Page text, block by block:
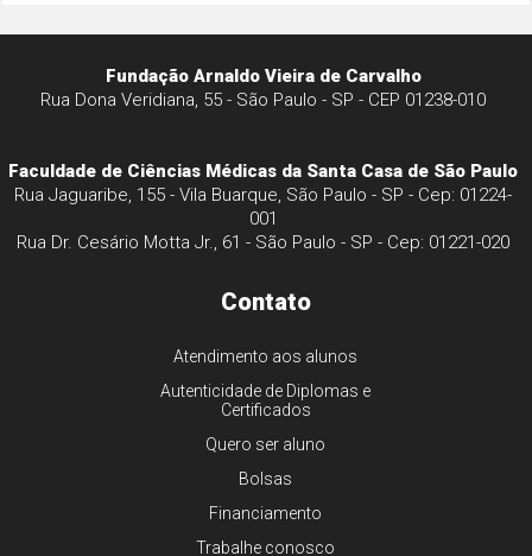
Fundação Arnaldo Vieira de Carvalho
Rua Dona Veridiana, 55 - São Paulo - SP - CEP 01238-010
Faculdade de Ciências Médicas da Santa Casa de São Paulo
Rua Jaguaribe, 155 - Vila Buarque, São Paulo - SP - Cep: 01224-
001
Rua Dr. Cesário Motta Jr., 61 - São Paulo - SP - Cep: 01221-020
Contato
Atendimento aos alunos
Autenticidade de Diplomas e
Certificados
Quero ser aluno
Bolsas
Financiamento
Trabalhe conosco